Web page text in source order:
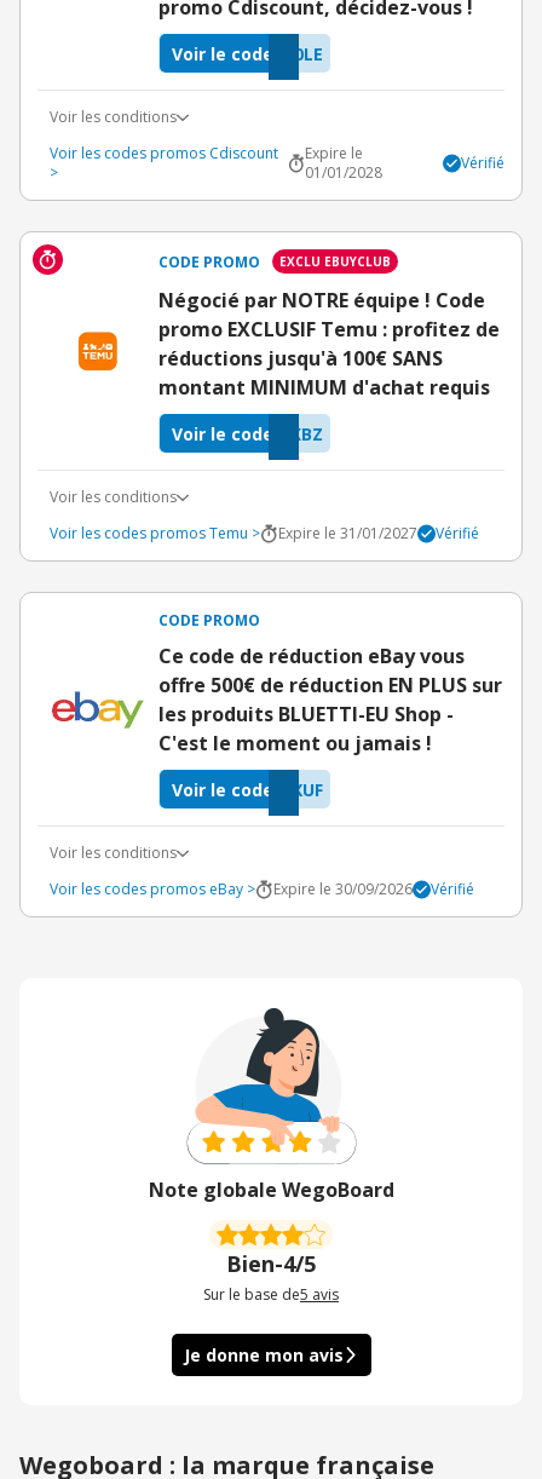
promo Cdiscount, décidez-vous !
0LE
Voir le code
Voir les conditions
Voir les codes promos Cdiscount
>
Expire le
01/01/2028
Vérifié
CODE PROMO EXCLU EBUYCLUB
Négocié par NOTRE équipe ! Code
promo EXCLUSIF Temu : profitez de
réductions jusqu'à 100€ SANS
montant MINIMUM d'achat requis
KBZ
Voir le code
Voir les conditions
Voir les codes promos Temu >
Expire le 31/01/2027 Vérifié
CODE PROMO
Ce code de réduction eBay vous
offre 500€ de réduction EN PLUS sur
les produits BLUETTI-EU Shop -
C'est le moment ou jamais !
XUF
Voir le code
Voir les conditions
Voir les codes promos eBay >
Expire le 30/09/2026 Vérifié
Note globale WegoBoard
Bien-4/5
Sur le base de5 avis
Je donne mon avis
Wegoboard : la marque française